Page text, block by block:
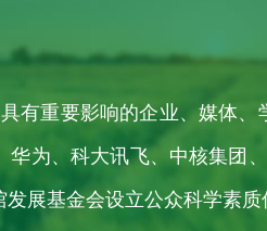
有重要影响的企业、媒体
为、科大讯飞、中核集团
展基金会设立公众科学素